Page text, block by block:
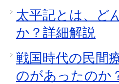
太平記とは、ど
か？詳細解説
戦国時代の民間
のがあったのか